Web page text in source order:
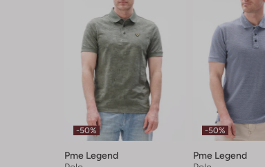
-50%
Pme Legend
-50%
Pme Legend